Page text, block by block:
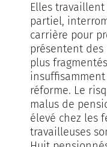
Elles
partiel,
carrière pour
présentent
plus
réforme. Le
malus de
élevé chez les
travailleuses